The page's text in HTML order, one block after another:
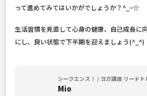
って進めてみてはいかがでしょうか？^_−☆
生活習慣を見直して心身の健康、自己成長に
にし、良い状態で下半期を迎えましょう(^_^)
シークエンス！ / ヨガ講座 リードト
Mio